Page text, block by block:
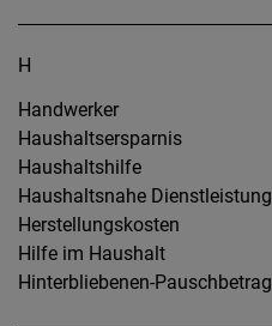
H
Handwerker
Haushaltsersparnis
Haushaltshilfe
Haushaltsnahe Dienstleistung
Herstellungskosten
Hilfe im Haushalt
Hinterbliebenen-Pauschbetrag